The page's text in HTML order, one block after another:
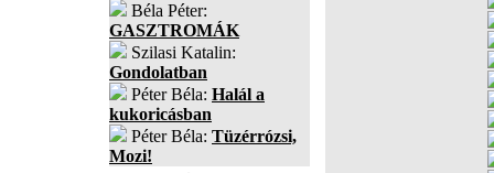
Béla Péter:
GASZTROMÁK
Szilasi Katalin:
Gondolatban
Péter Béla: Halál a
kukoricásban
Péter Béla: Tüzérrózsi,
Mozi!